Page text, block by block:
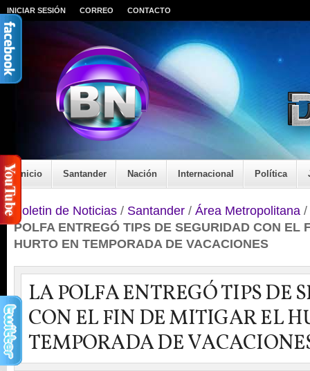
INICIAR SESIÓN CORREO CONTACTO
Inicio Santander Nación Internacional Política
Boletin de Noticias / Santander / Área Metropolitana /
POLFA ENTREGÓ TIPS DE SEGURIDAD CON EL
HURTO EN TEMPORADA DE VACACIONES
LA POLFA ENTREGÓ TIPS DE
CON EL FIN DE MITIGAR EL
TEMPORADA DE